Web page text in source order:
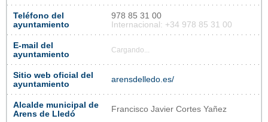
Teléfono del
ayuntamiento
978 85 31 00
Internacional: +34 978 85 31 00
E-mail del
ayuntamiento
Cargando...
Sitio web oficial del
ayuntamiento
arensdelledo.es/
Alcalde municipal de
Arens de Lledó
Francisco Javier Cortes Yañez